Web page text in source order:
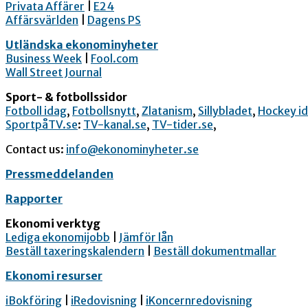
Privata Affärer
E24
Affärsvärlden
Dagens PS
Utländska ekonominyheter
Business Week
Fool.com
Wall Street Journal
Sport- & fotbollssidor
Fotboll idag, Fotbollsnytt, Zlatanism, Sillybladet, Hockey
SportpåTV.se: TV-kanal.se, TV-tider.se,
Contact us: info@ekonominyheter.se
Pressmeddelanden
Rapporter
Ekonomi verktyg
Lediga ekonomijobb
Jämför lån
Beställ taxeringskalendern
Beställ dokumentmallar
Ekonomi resurser
iBokföring
iRedovisning
iKoncernredovisning